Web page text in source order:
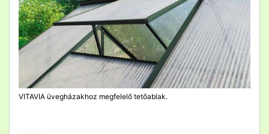
VITAVIA üvegházakhoz megfelelő tetőablak.